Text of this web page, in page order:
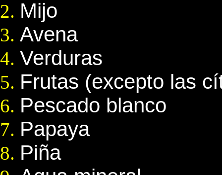
Mijo
Avena
Verduras
Frutas (excepto las
Pescado blanco
Papaya
Piña